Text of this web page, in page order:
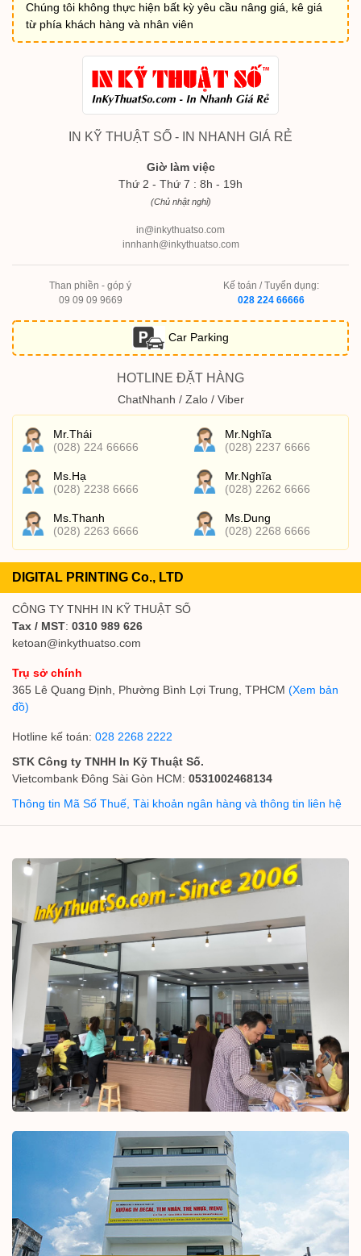
Chúng tôi không thực hiện bất kỳ yêu cầu nâng giá, kê giá
từ phía khách hàng và nhân viên
IN KỸ THUẬT SỐ - IN NHANH GIÁ RẺ
Giờ làm việc
Thứ 2 - Thứ 7 : 8h - 19h
(Chủ nhật nghỉ)
in@inkythuatso.com
innhanh@inkythuatso.com
Than phiền - góp ý
09 09 09 9669
Kế toán / Tuyển dụng:
028 224 66666
Car Parking
HOTLINE ĐẶT HÀNG
ChatNhanh / Zalo / Viber
Mr.Thái
(028) 224 66666
Mr.Nghĩa
(028) 2237 6666
Ms.Hạ
(028) 2238 6666
Mr.Nghĩa
(028) 2262 6666
Ms.Thanh
(028) 2263 6666
Ms.Dung
(028) 2268 6666
DIGITAL PRINTING Co., LTD
CÔNG TY TNHH IN KỸ THUẬT SỐ
Tax / MST: 0310 989 626
ketoan@inkythuatso.com
Trụ sở chính
365 Lê Quang Định, Phường Bình Lợi Trung, TPHCM (Xem bản
đồ)
Hotline kế toán: 028 2268 2222
STK Công ty TNHH In Kỹ Thuật Số.
Vietcombank Đông Sài Gòn HCM: 0531002468134
Thông tin Mã Số Thuế, Tài khoản ngân hàng và thông tin liên hệ